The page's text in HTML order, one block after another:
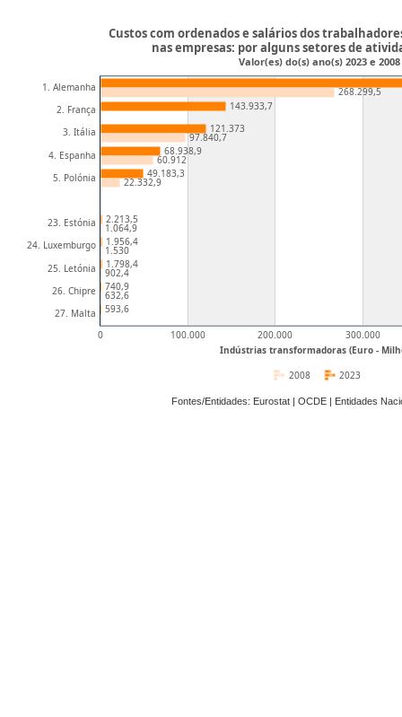
Indústrias transformadoras (Euro -
0 100.000 200.000 300.000
1. Alemanha
2. França
3. Itália
4. Espanha
5. Polónia
23. Estónia
24. Luxemburgo
25. Letónia
26. Chipre
27. Malta
143.933,7
121.373
68.938,9
49.183,3
2.213,5
1.956,4
1.798,4
740,9
593,6
268.299,5
97.840,7
60.912
22.332,9
1.064,9
1.530
902,4
632,6
Custos com ordenados e salários dos
nas empresas: por alguns setores de
Valor(es) do(s) ano(s) 2023 e 2008
2023
2008
Fontes/Entidades: Eurostat | OCDE | Entidades